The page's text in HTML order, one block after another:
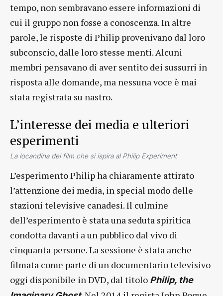
tempo, non sembravano essere informazioni di
cui il gruppo non fosse a conoscenza. In altre
parole, le risposte di Philip provenivano dal loro
subconscio, dalle loro stesse menti. Alcuni
membri pensavano di aver sentito dei sussurri in
risposta alle domande, ma nessuna voce è mai
stata registrata su nastro.
L’interesse dei media e ulteriori
esperimenti
La locandina del film che si ispira al Philip Experiment
L’esperimento Philip ha chiaramente attirato
l’attenzione dei media, in special modo delle
stazioni televisive canadesi. Il culmine
dell’esperimento è stata una seduta spiritica
condotta davanti a un pubblico dal vivo di
cinquanta persone. La sessione è stata anche
filmata come parte di un documentario televisivo
oggi disponibile in DVD, dal titolo Philip, the